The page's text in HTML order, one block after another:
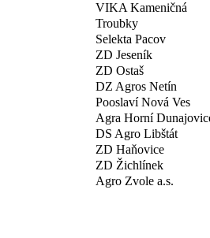
VIKA Kameničná
Troubky
Selekta Pacov
ZD Jeseník
ZD Ostaš
DZ Agros Netín
Pooslaví Nová Ves
Agra Horní
DS Agro Libštát
ZD Haňovice
ZD Žichlínek
Agro Zvole a.s.